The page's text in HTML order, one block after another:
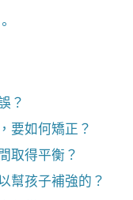
？
要如何矯正？
取得平衡？
幫孩子補強的？